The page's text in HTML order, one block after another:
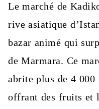
Le marché de
rive asiatique
bazar animé qui
de Marmara. Ce
abrite plus de 4 000
offrant des fruits et